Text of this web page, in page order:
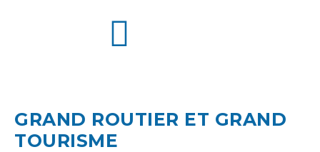
GRAND ROUTIER ET GRAND
TOURISME